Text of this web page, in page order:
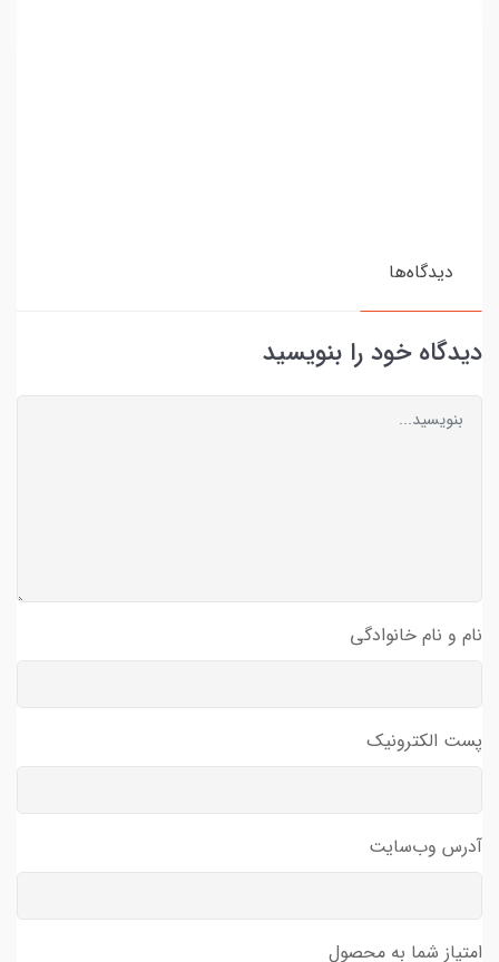
دیدگاه‌ها
دیدگاه خود را بنویسید
نام و نام خانوادگی
پست الکترونیک
آدرس وب‌سایت
امتیاز شما به محصول